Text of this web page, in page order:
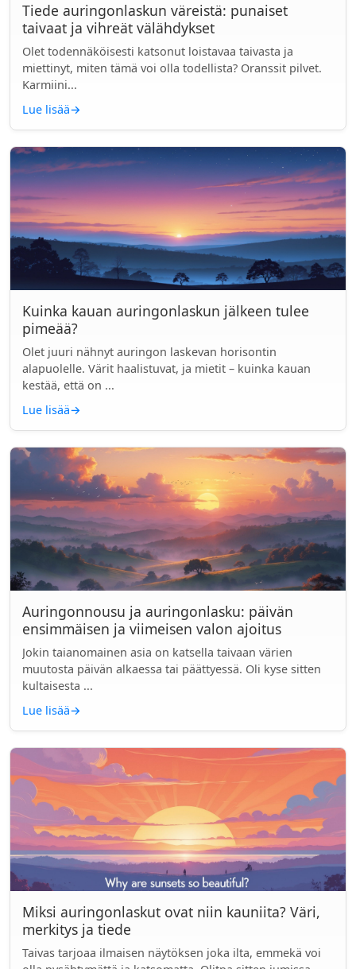
Tiede auringonlaskun väreistä: punaiset
taivaat ja vihreät välähdykset
Olet todennäköisesti katsonut loistavaa taivasta ja
miettinyt, miten tämä voi olla todellista? Oranssit pilvet.
Karmiini...
Lue lisää→
Kuinka kauan auringonlaskun jälkeen tulee
pimeää?
Olet juuri nähnyt auringon laskevan horisontin
alapuolelle. Värit haalistuvat, ja mietit – kuinka kauan
kestää, että on ...
Lue lisää→
Auringonnousu ja auringonlasku: päivän
ensimmäisen ja viimeisen valon ajoitus
Jokin taianomainen asia on katsella taivaan värien
muutosta päivän alkaessa tai päättyessä. Oli kyse sitten
kultaisesta ...
Lue lisää→
Miksi auringonlaskut ovat niin kauniita? Väri,
merkitys ja tiede
Taivas tarjoaa ilmaisen näytöksen joka ilta, emmekä voi